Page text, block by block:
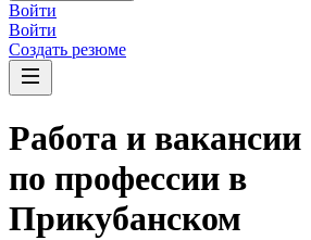
Войти
Войти
Создать резюме
Работа и вакансии
по профессии в
Прикубанском